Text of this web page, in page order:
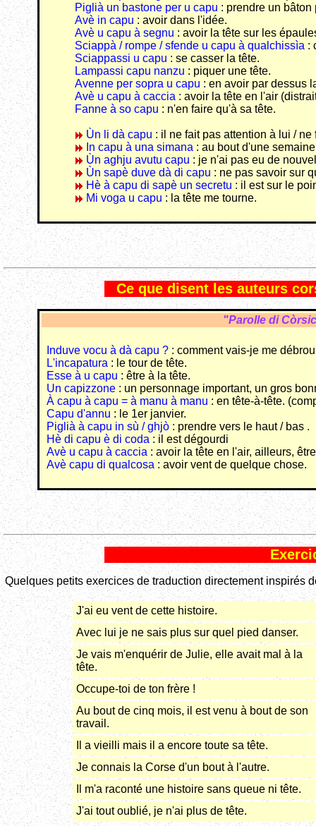
Piglià un bastone per u capu : prendre un bâton
Avè in capu : avoir dans l'idée.
Avè u capu à segnu : avoir la tête sur les
Sciappà / rompe / sfende u capu à qualchissìa :
Sciappassi u capu : se casser la tête.
Lampassi capu nanzu : piquer une tête.
Avenne per sopra u capu : en avoir par dessus
Avè u capu à caccia : avoir la tête en l'air
Fanne à so capu : n'en faire qu'à sa tête.
Ùn li dà capu : il ne fait pas attention à lui /
In capu à una simana : au bout d'une
Ùn aghju avutu capu : je n'ai pas eu de
Ùn sapè duve dà di capu : ne pas savoir sur
Hè à capu di sapè un secretu : il est sur le
Mi voga u capu : la tête me tourne.
Ce que disent les auteurs
"Parolle di
Induve vocu à dà capu ? : comment vais-je me
L'incapatura : le tour de tête.
Esse à u capu : être à la tête.
Un capizzone : un personnage important, un gros
À capu à capu = à manu à manu : en tête-à-tête.
Capu d'annu : le 1er janvier.
Piglià à capu in sù / ghjò : prendre vers le haut / bas .
Hè di capu è di coda : il est dégourdi
Avè u capu à caccia : avoir la tête en l'air, ailleurs,
Avè capu di qualcosa : avoir vent de quelque chose.
Quelques petits exercices de traduction directement inspirés
J'ai eu vent de cette histoire.
Avec lui je ne sais plus sur quel pied danser.
Je vais m'enquérir de Julie, elle avait mal à la
tête.
Occupe-toi de ton frère !
Au bout de cinq mois, il est venu à bout de son
travail.
Il a vieilli mais il a encore toute sa tête.
Je connais la Corse d'un bout à l'autre.
Il m'a raconté une histoire sans queue ni tête.
J'ai tout oublié, je n'ai plus de tête.